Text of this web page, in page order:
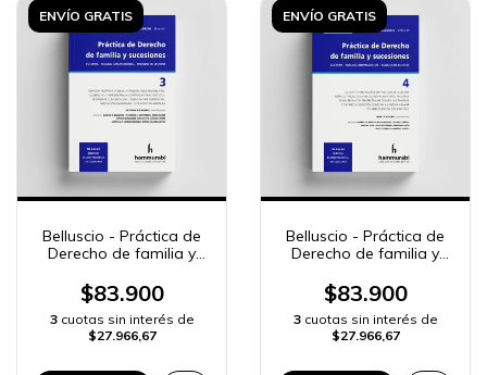
ENVÍO GRATIS
Belluscio - Práctica de
Derecho de familia y
$83.900
3 cuotas sin interés de
$27.966,67
ENVÍO GRATIS
Belluscio - Práctica de
Derecho de familia y
$83.900
3 cuotas sin interés de
$27.966,67